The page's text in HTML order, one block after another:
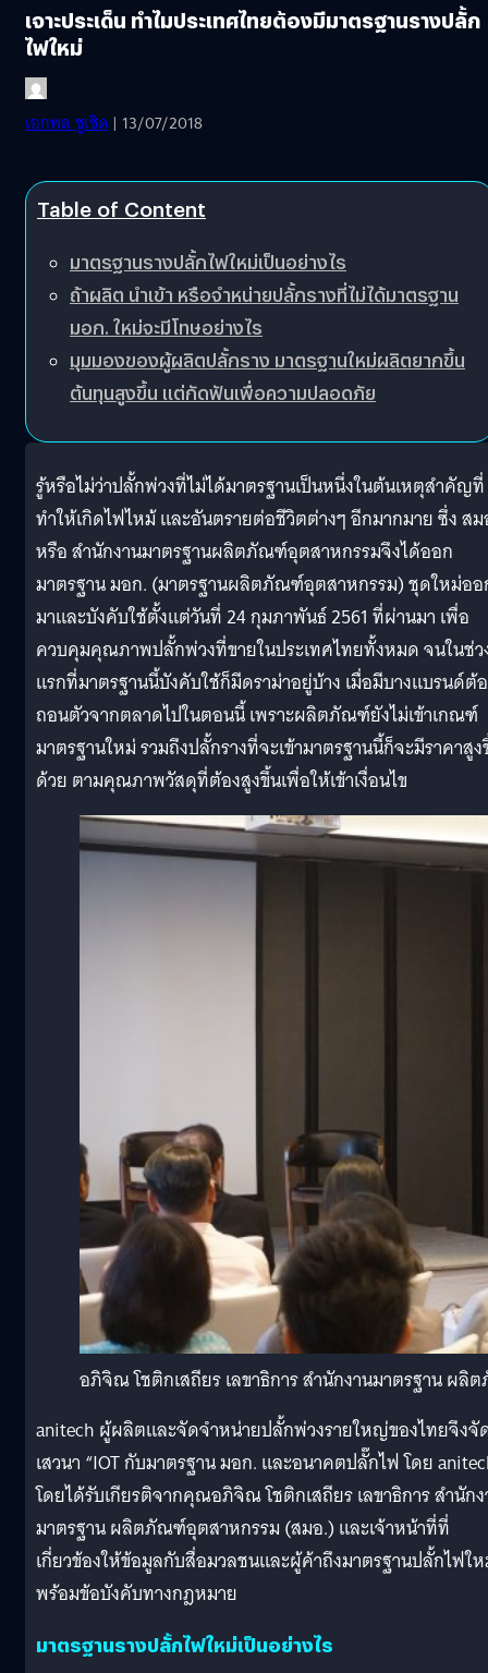
เจาะประเด็น ทำไมประเทศไทยต้องมีมาตรฐานรางปลั้ก
ไฟใหม่
เอกพล ชูเชิด | 13/07/2018
Table of Content
มาตรฐานรางปลั้กไฟใหม่เป็นอย่างไร
ถ้าผลิต นำเข้า หรือจำหน่ายปลั้กรางที่ไม่ได้มาตรฐาน
มอก. ใหม่จะมีโทษอย่างไร
มุมมองของผู้ผลิตปลั้กราง มาตรฐานใหม่ผลิตยากขึ้น
ต้นทุนสูงขึ้น แต่กัดฟันเพื่อความปลอดภัย
รู้หรือไม่ว่าปลั้กพ่วงที่ไม่ได้มาตรฐานเป็นหนึ่งในต้นเหตุสำคัญที่
ทำให้เกิดไฟไหม้ และอันตรายต่อชีวิตต่างๆ อีกมากมาย ซึ่ง ส
หรือ สำนักงานมาตรฐานผลิตภัณฑ์อุตสาหกรรมจึงได้ออก
มาตรฐาน มอก. (มาตรฐานผลิตภัณฑ์อุตสาหกรรม) ชุดใหม่อ
มาและบังคับใช้ตั้งแต่วันที่ 24 กุมภาพันธ์ 2561 ที่ผ่านมา เพื่อ
ควบคุมคุณภาพปลั้กพ่วงที่ขายในประเทศไทยทั้งหมด จนในช่ว
แรกที่มาตรฐานนี้บังคับใช้ก็มีดราม่าอยู่บ้าง เมื่อมีบางแบรนด์ต้
ถอนตัวจากตลาดไปในตอนนี้ เพราะผลิตภัณฑ์ยังไม่เข้าเกณฑ์
มาตรฐานใหม่ รวมถึงปลั้กรางที่จะเข้ามาตรฐานนี้ก็จะมีราคาสู
ด้วย ตามคุณภาพวัสดุที่ต้องสูงขึ้นเพื่อให้เข้าเงื่อนไข
อภิจิณ โชติกเสถียร เลขาธิการ สำนักงานมาตรฐาน ผ
anitech ผู้ผลิตและจัดจำหน่ายปลั้กพ่วงรายใหญ่ของไทยจึงจั
เสวนา “IOT กับมาตรฐาน มอก. และอนาคตปลั๊กไฟ โดย
โดยได้รับเกียรติจากคุณอภิจิณ โชติกเสถียร เลขาธิการ สำนัก
มาตรฐาน ผลิตภัณฑ์อุตสาหกรรม (สมอ.) และเจ้าหน้าที่ที่
เกี่ยวข้องให้ข้อมูลกับสื่อมวลชนและผู้ค้าถึงมาตรฐานปลั้กไฟใ
พร้อมข้อบังคับทางกฎหมาย
มาตรฐานรางปลั้กไฟใหม่เป็นอย่างไร